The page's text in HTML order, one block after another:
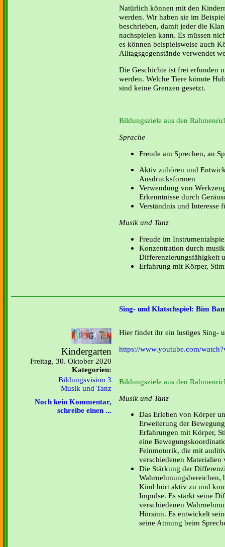
Natürlich können mit den
werden. Wir haben sie im
beschrieben, damit jeder die
nachspielen kann. Es müssen
es können beispielsweise auch
Alltagsgegenstände verwendet
Die Geschichte ist frei erfunden
werden. Welche Tiere könnte
sind keine Grenzen gesetzt.
Bildungsziele aus den
Sprache
Freude am Sprechen, an
Aktiv zuhören und
Ausdrucksformen
Verwendung von
Erkenntnisse durch
Verständnis und Interesse
Musik und Tanz
Freude im
Konzentration durch
Differenzierungsfähigkeit
Erfahrung mit Körper,
Sing- und Klatschspiel: Bim
Kindergarten
Freitag, 30. Oktober 2020
Kategorien:
Bildungsvision 3
Musik und Tanz
Noch kein Kommentar,
schreibe einen ...
Hier findet ihr ein lustiges Sing-
https://www.youtube.com/
Bildungsziele aus den
Musik und Tanz
Das Erleben von Körper
Erweiterung der
Erfahrungen mit Körper,
eine
Feinmotorik, die mit
verschiedenen Materialien
Die Stärkung der
Wahrnehmungsbereichen,
Kind hört aktiv zu und
Impulse. Es stärkt seine
verschiedenen
Hörsinn. Es entwickelt
seine Atmung beim